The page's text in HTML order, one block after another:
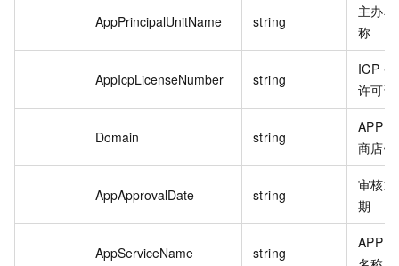
AppPrincipalUnitName string
主办
称
AppIcpLicenseNumber string
ICP
许可
Domain string
APP
商店
AppApprovalDate string
审核
期
AppServiceName string
APP